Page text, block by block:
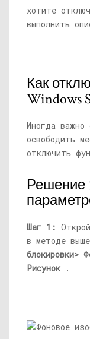
хотите
выполнить
Как
Windows
Иногда важно
освободить
отключить
Решение
Шаг 1:
в методе
блокировки>
Рисунок.